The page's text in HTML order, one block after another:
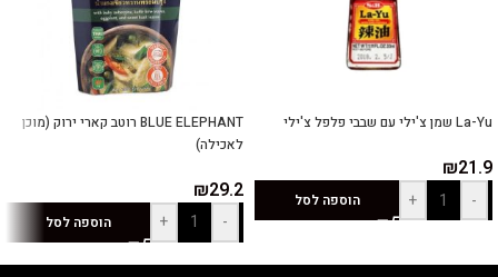
La-Yu שמן צ'ילי עם שבבי פלפל צ'ילי
₪21.9
-
+ הוספה לסל
BLUE ELEPHANT רוטב קארי ירוק (מוכן
לאכילה)
₪29.2
-
+ הוספה לסל